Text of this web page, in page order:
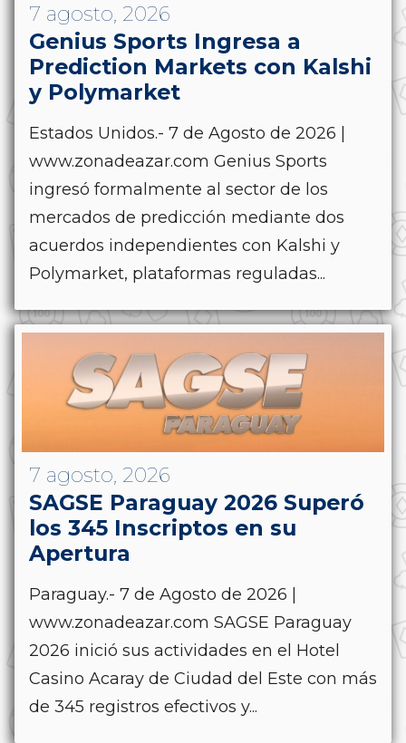
7 agosto, 2026
Genius Sports Ingresa a
Prediction Markets con Kalshi
y Polymarket
Estados Unidos.- 7 de Agosto de 2026 |
www.zonadeazar.com Genius Sports
ingresó formalmente al sector de los
mercados de predicción mediante dos
acuerdos independientes con Kalshi y
Polymarket, plataformas reguladas...
7 agosto, 2026
SAGSE Paraguay 2026 Superó
los 345 Inscriptos en su
Apertura
Paraguay.- 7 de Agosto de 2026 |
www.zonadeazar.com SAGSE Paraguay
2026 inició sus actividades en el Hotel
Casino Acaray de Ciudad del Este con más
de 345 registros efectivos y...